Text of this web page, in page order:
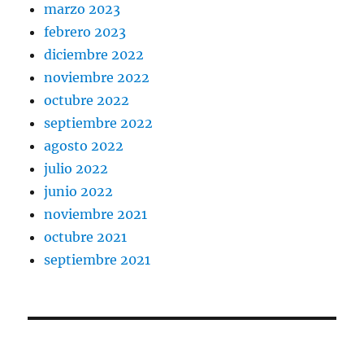
marzo 2023
febrero 2023
diciembre 2022
noviembre 2022
octubre 2022
septiembre 2022
agosto 2022
julio 2022
junio 2022
noviembre 2021
octubre 2021
septiembre 2021